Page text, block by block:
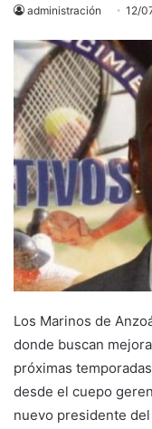
administración 12/
Los Marinos de
donde buscan
próximas
desde el cuepo
nuevo presidente